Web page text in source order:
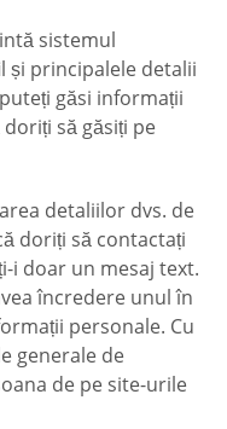
sistemul
și principalele detalii
găsi informații
să găsiți pe
detaliilor dvs. de
doriți să contactați
i doar un mesaj text.
încredere unul în
personale. Cu
generale de
de pe site-urile